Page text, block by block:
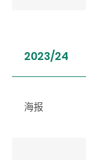
2023/24
海报